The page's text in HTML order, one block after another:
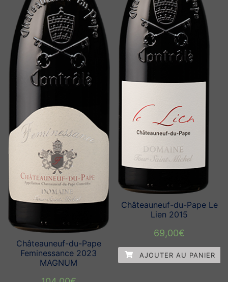
Châteauneuf-du-Pape
Feminessance 2023
MAGNUM
Châteauneuf-du-Pape Le
Lien 2015
69,00€
AJOUTER AU PANIER